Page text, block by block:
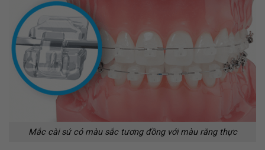
Mắc cài sứ có màu sắc tương đồng với màu răng thực